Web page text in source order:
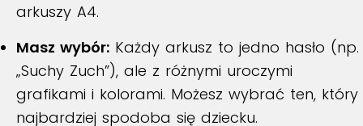
arkuszy A4.
Masz wybór: Każdy arkusz to jedno hasło (np.
„Suchy Zuch”), ale z różnymi uroczymi
grafikami i kolorami. Możesz wybrać ten, który
najbardziej spodoba się dziecku.